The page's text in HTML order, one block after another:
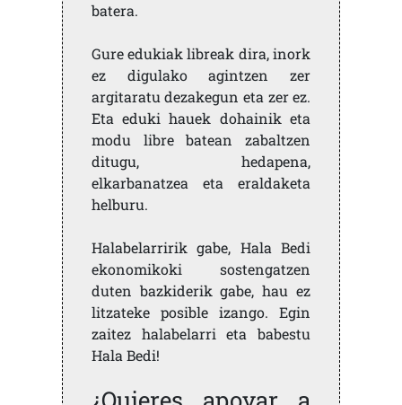
batera.
Gure edukiak libreak dira, inork
ez digulako agintzen zer
argitaratu dezakegun eta zer ez.
Eta eduki hauek dohainik eta
modu libre batean zabaltzen
ditugu, hedapena,
elkarbanatzea eta eraldaketa
helburu.
Halabelarririk gabe, Hala Bedi
ekonomikoki sostengatzen
duten bazkiderik gabe, hau ez
litzateke posible izango. Egin
zaitez halabelarri eta babestu
Hala Bedi!